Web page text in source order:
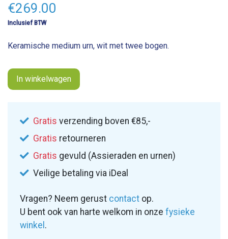
€269.00
Inclusief BTW
Keramische medium urn, wit met twee bogen.
In winkelwagen
Gratis verzending boven €85,-
Gratis retourneren
Gratis gevuld (Assieraden en urnen)
Veilige betaling via iDeal
Vragen? Neem gerust contact op.
U bent ook van harte welkom in onze fysieke
winkel .